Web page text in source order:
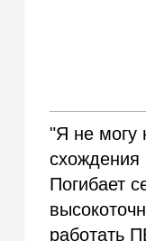
"Я не могу
схождения
Погибает
работать